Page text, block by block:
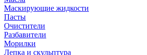
Маскирующие жидкости
Пасты
Очистители
Разбавители
Морилки
Лепка и скульптура